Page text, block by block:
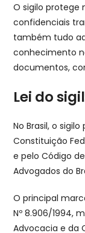
O sigilo protege
confidenciais
também tudo
conhecimento
documentos,
Lei do
No Brasil, o
Constituição
e pelo Código
Advogados do
O principal
Nº 8.906/1994,
Advocacia e da